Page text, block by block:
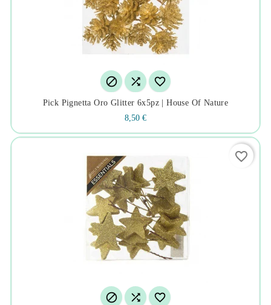
  
Pick Pignetta Oro Glitter 6x5pz | House Of Nature
8,50 €
  
favorite_border